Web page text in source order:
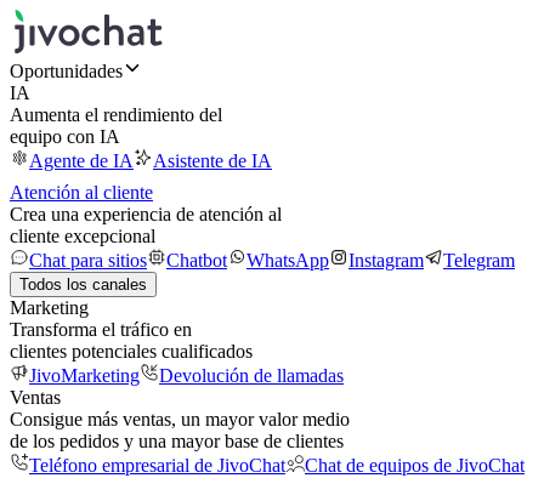
Oportunidades
IA
Aumenta el rendimiento del
equipo con IA
Agente de IA
Asistente de IA
Atención al cliente
Crea una experiencia de atención al
cliente excepcional
Chat para sitios
Chatbot WhatsApp Instagram Telegram
Todos los canales
Marketing
Transforma el tráfico en
clientes potenciales cualificados
JivoMarketing
Devolución de llamadas
Ventas
Consigue más ventas, un mayor valor medio
de los pedidos y una mayor base de clientes
Teléfono empresarial de JivoChat
Chat de equipos de JivoChat